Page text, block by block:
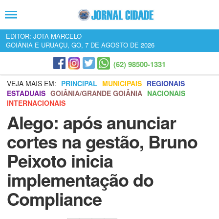
EDITOR: JOTA MARCELO
GOIÂNIA E URUAÇU, GO, 7 DE AGOSTO DE 2026
(62) 98500-1331
VEJA MAIS EM: PRINCIPAL MUNICIPAIS REGIONAIS
ESTADUAIS GOIÂNIA/GRANDE GOIÂNIA NACIONAIS
INTERNACIONAIS
Alego: após anunciar
cortes na gestão, Bruno
Peixoto inicia
implementação do
Compliance